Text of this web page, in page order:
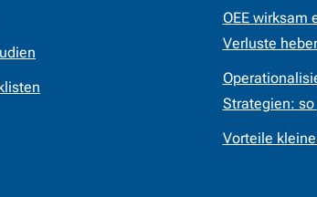
OEE wirksam
Verluste
Strategien: so
Vorteile